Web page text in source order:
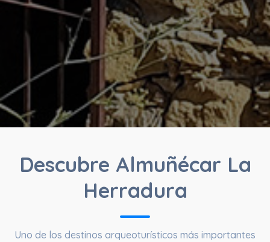
Descubre Almuñécar La
Herradura
Uno de los destinos arqueoturísticos más importantes